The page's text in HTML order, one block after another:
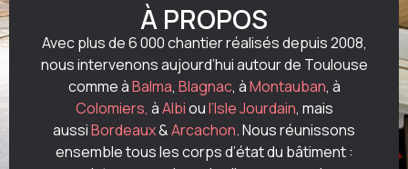
À PROPOS
Avec plus de 6 000 chantier réalisés depuis 2008,
nous intervenons aujourd’hui autour de Toulouse
comme àBalma, Blagnac, àMontauban, à
Colomiers, àAlbioul’Isle Jourdain, mais
aussiBordeaux&Arcachon. Nous réunissons
ensemble tous les corps d’état du bâtiment :